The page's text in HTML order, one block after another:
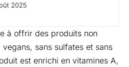
2025
à offrir des produits non
sans sulfates et sans
est enrichi en vitamines A,